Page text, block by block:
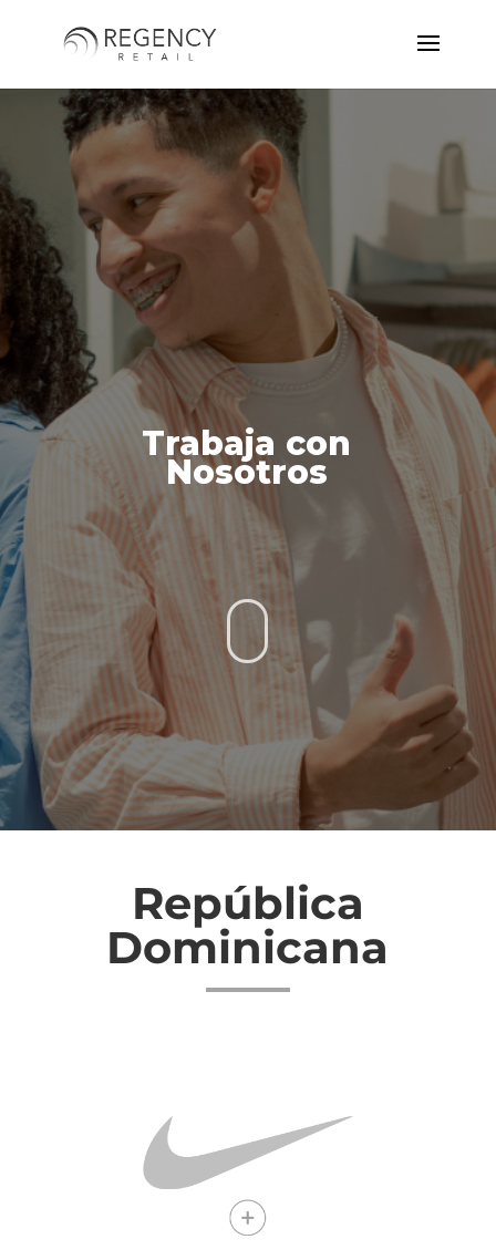
Trabaja con
Nosotros
República
Dominicana
Opera bajo SLA Corp
Ver vacantes